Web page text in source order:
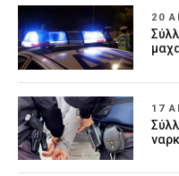
20
17